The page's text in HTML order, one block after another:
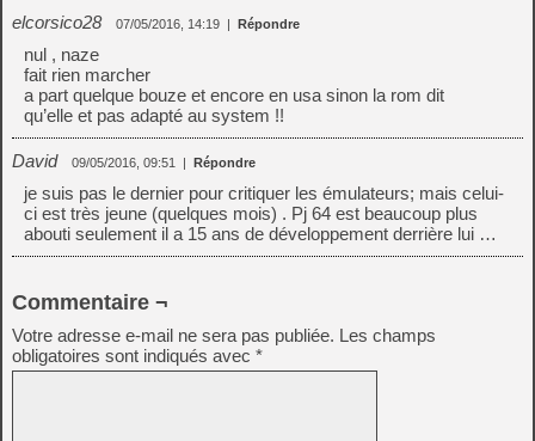
elcorsico28 07/05/2016, 14:19 | Répondre
nul , naze
fait rien marcher
a part quelque bouze et encore en usa sinon la rom dit
qu’elle et pas adapté au system !!
David 09/05/2016, 09:51 | Répondre
je suis pas le dernier pour critiquer les émulateurs; mais celui-
ci est très jeune (quelques mois) . Pj 64 est beaucoup plus
abouti seulement il a 15 ans de développement derrière lui …
Commentaire ¬
Votre adresse e-mail ne sera pas publiée. Les champs
obligatoires sont indiqués avec *